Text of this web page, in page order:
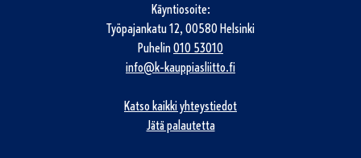
Käyntiosoite:
Työpajankatu 12, 00580 Helsinki
Puhelin010 53010
info@k-kauppiasliitto.fi
Katso kaikki yhteystiedot
Jätä palautetta